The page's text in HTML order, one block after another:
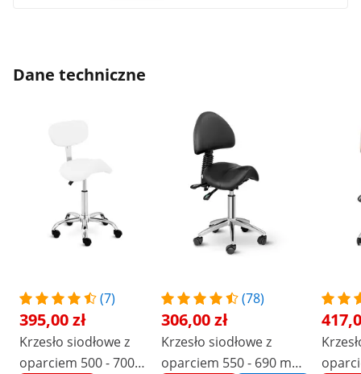
Dane techniczne
(7)
395,00 zł
Krzesło siodłowe z
oparciem 500 - 700
(78)
306,00 zł
Krzesło siodłowe z
oparciem 550 - 690 mm